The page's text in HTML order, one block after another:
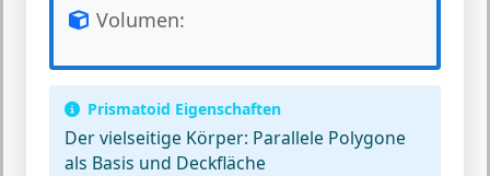
Volumen:
Prismatoid Eigenschaften
Der vielseitige Körper: Parallele Polygone
als Basis und Deckfläche